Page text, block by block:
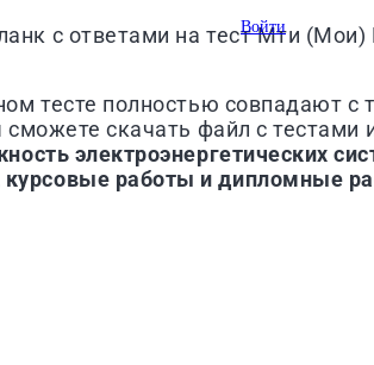
Войти
с ответами на тестМти (Мои)
тесте полностью совпадают с
скачать файл с тестами
электроэнергетических
работы и дипломные